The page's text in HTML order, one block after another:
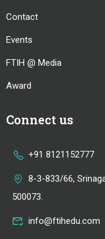
Contact
Events
FTIH @ Media
Award
Connect us
+91 8121152777
8-3-833/66,
500073.
info@ftihedu.com